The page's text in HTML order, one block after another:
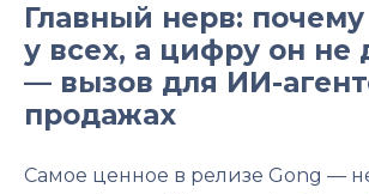
Главный нерв:
у всех, а цифру он не
— вызов для ИИ-
продажах
Самое ценное в релизе Gong —